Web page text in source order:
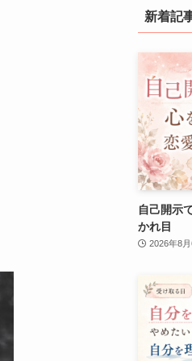
新着記
自己開示
かれ目
2026年8月